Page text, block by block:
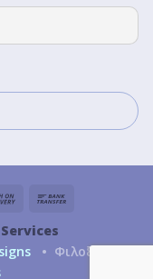
• Φιλοξενία